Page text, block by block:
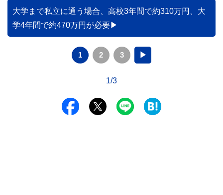
大学まで私立に通う場合、高校3年間で約310万円、大
学4年間で約470万円が必要
1 2 3 ▶
1/3